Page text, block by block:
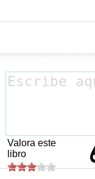
Valora este
libro